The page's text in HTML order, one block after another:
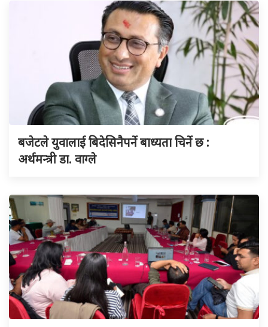
बजेटले युवालाई बिदेसिनैपर्ने बाध्यता चिर्ने छ :
अर्थमन्त्री डा. वाग्ले